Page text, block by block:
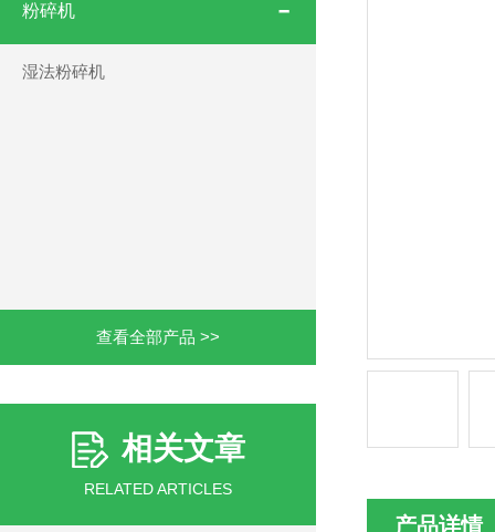
粉碎机
湿法粉碎机
查看全部产品 >>
相关文章
RELATED ARTICLES
产品详情